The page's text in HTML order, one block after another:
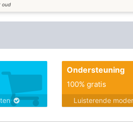
oud
Ondersteuning
100% gratis
Luisterende